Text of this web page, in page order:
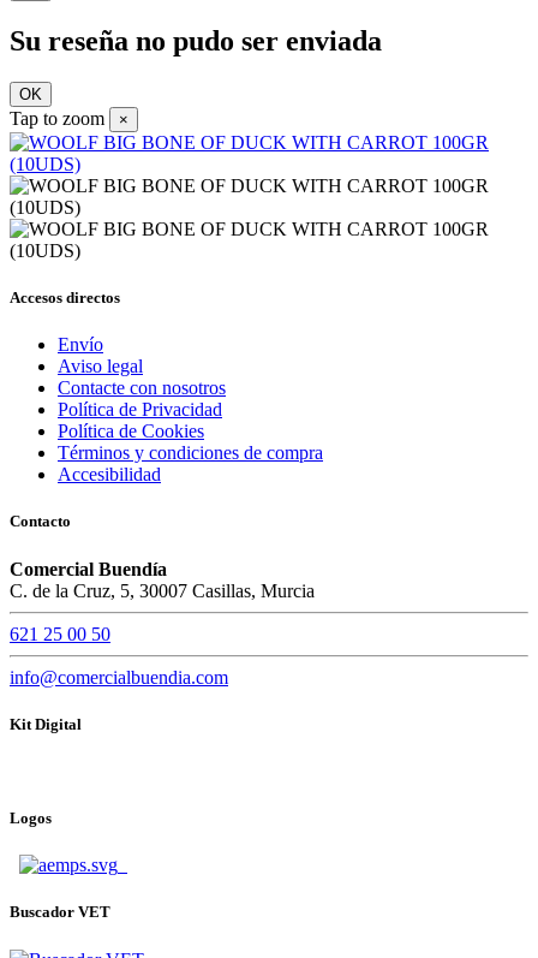
Su reseña no pudo ser enviada
OK
Tap to zoom ×
Accesos directos
Envío
Aviso legal
Contacte con nosotros
Política de Privacidad
Política de Cookies
Términos y condiciones de compra
Accesibilidad
Contacto
Comercial Buendía
C. de la Cruz, 5, 30007 Casillas, Murcia
621 25 00 50
info@comercialbuendia.com
Kit Digital
Logos
Buscador VET